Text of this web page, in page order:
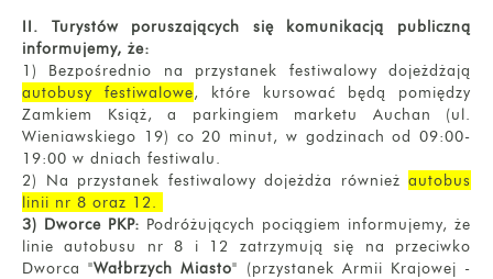
II. Turystów poruszających się komunikacją publiczną
informujemy, że:
1) Bezpośrednio na przystanek festiwalowy dojeżdżają
autobusy festiwalowe, które kursować będą pomiędzy
Zamkiem Książ, a parkingiem marketu Auchan (ul.
Wieniawskiego 19) co 20 minut, w godzinach od 09:00-
19:00 w dniach festiwalu.
2) Na przystanek festiwalowy dojeżdża również autobus
linii nr 8 oraz 12.
3) Dworce PKP: Podróżujących pociągiem informujemy, że
linie autobusu nr 8 i 12 zatrzymują się na przeciwko
Dworca "Wałbrzych Miasto" (przystanek Armii Krajowej -